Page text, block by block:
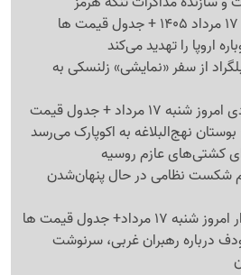
اروپا را تهدید می‌کند
از سفر «نمایشی» زلنسکی به
مرداد + جدول قیمت
نهج‌البلاغه به اکوپارک می‌رسد
کشتی‌های عازم روسیه
شکست نظامی در حال پنهان‌شدن
جدول قیمت ها
درباره رهبران غربی، سرنوشت